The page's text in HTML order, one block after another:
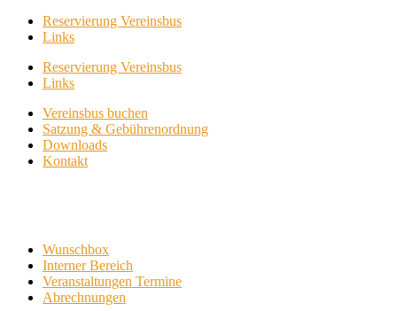
Reservierung Vereinsbus
Links
Reservierung Vereinsbus
Links
Vereinsbus buchen
Satzung & Gebührenordnung
Downloads
Kontakt
Wunschbox
Interner Bereich
Veranstaltungen Termine
Abrechnungen